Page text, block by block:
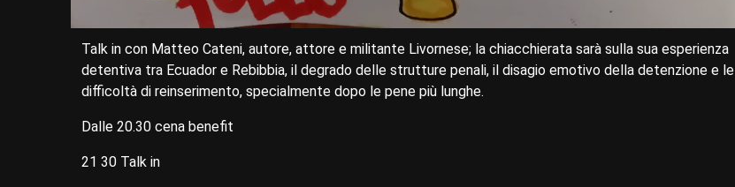
Talk in con Matteo Cateni, autore, attore e militante Livornese; la chiacchierata sarà sulla sua esperienza
detentiva tra Ecuador e Rebibbia, il degrado delle strutture penali, il disagio emotivo della detenzione e le
difficoltà di reinserimento, specialmente dopo le pene più lunghe.
Dalle 20.30 cena benefit
21 30 Talk in